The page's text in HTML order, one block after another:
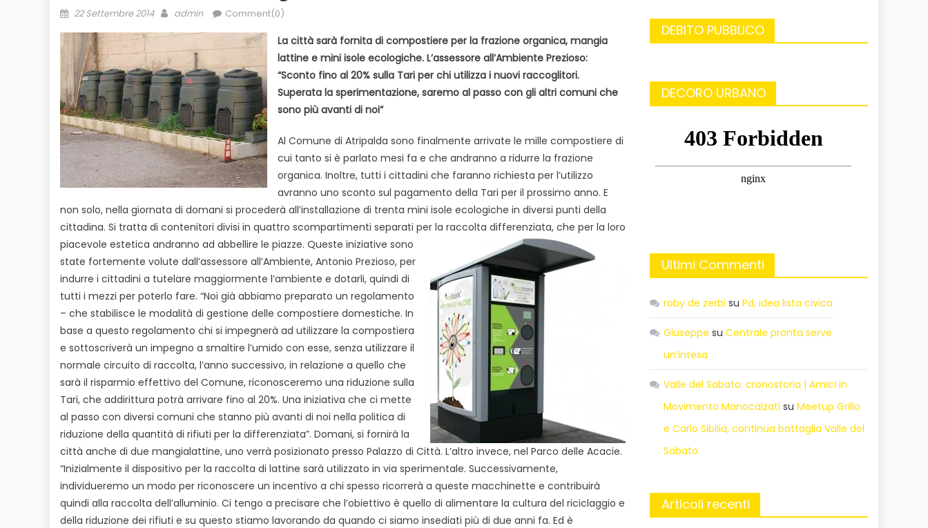
Posted
22 Settembre 2014 Author
admin Comment(0)
La città sarà fornita di compostiere per la frazione organica, mangia
lattine e mini isole ecologiche. L’assessore all’Ambiente Prezioso:
“Sconto fino al 20% sulla Tari per chi utilizza i nuovi raccoglitori.
Superata la sperimentazione, saremo al passo con gli altri comuni che
sono più avanti di noi”
Al Comune di Atripalda sono finalmente arrivate le mille compostiere di
cui tanto si è parlato mesi fa e che andranno a ridurre la frazione
organica. Inoltre, tutti i cittadini che faranno richiesta per l’utilizzo
avranno uno sconto sul pagamento della Tari per il prossimo anno. E
non solo, nella giornata di domani si procederà all’installazione di trenta mini isole ecologiche in diversi punti della
cittadina. Si tratta di contenitori divisi in quattro scompartimenti separati per la raccolta differenziata, che per la loro
piacevole estetica andranno ad abbellire le piazze. Queste iniziative sono
state fortemente volute dall’assessore all’Ambiente, Antonio Prezioso, per
indurre i cittadini a tutelare maggiormente l’ambiente e dotarli, quindi di
tutti i mezzi per poterlo fare. “Noi già abbiamo preparato un regolamento
– che stabilisce le modalità di gestione delle compostiere domestiche. In
base a questo regolamento chi si impegnerà ad utilizzare la compostiera
e sottoscriverà un impegno a smaltire l’umido con esse, senza utilizzare il
normale circuito di raccolta, l’anno successivo, in relazione a quello che
sarà il risparmio effettivo del Comune, riconosceremo una riduzione sulla
Tari, che addirittura potrà arrivare fino al 20%. Una iniziativa che ci mette
al passo con diversi comuni che stanno più avanti di noi nella politica di
riduzione della quantità di rifiuti per la differenziata”. Domani, si fornirà la
città anche di due mangialattine, uno verrà posizionato presso Palazzo di Città. L’altro invece, nel Parco delle Acacie.
“Inizialmente il dispositivo per la raccolta di lattine sarà utilizzato in via sperimentale. Successivamente,
individueremo un modo per riconoscere un incentivo a chi spesso ricorrerà a queste macchinette e contribuirà
quindi alla raccolta dell’alluminio. Ci tengo a precisare che l’obiettivo è quello di alimentare la cultura del riciclaggio e
della riduzione dei rifiuti e su questo stiamo lavorando da quando ci siamo insediati più di due anni fa. Ed è
DEBITO PUBBLICO
DECORO URBANO
Ultimi Commenti
roby de zerbi suPd, idea lista civica
Giuseppe suCentrale pronta serve
un’intesa
Valle del Sabato: cronostoria | Amici in
Movimento Manocalzati suMeetup Grillo
e Carlo Sibilia, continua battaglia Valle del
Sabato
Articoli recenti